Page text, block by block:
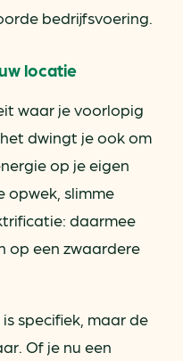
bedrijfsvoering.
locatie
waar je voorlopig
dwingt je ook om
op je eigen
opwek, slimme
daarmee
op een zwaardere
specifiek, maar de
Of je nu een